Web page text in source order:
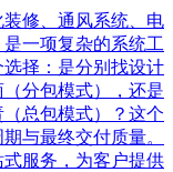
修、通风系统、电
一项复杂的系统工
择：是分别找设计
分包模式），还是
总包模式）？这个
与最终交付质量。
服务，为客户提供